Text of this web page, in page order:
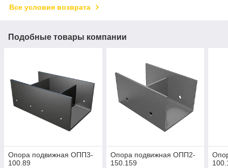
Все условия возврата
Подобные товары компании
Опора подвижная ОПП3-
100.89
Опора подвижная ОПП2-
150.159